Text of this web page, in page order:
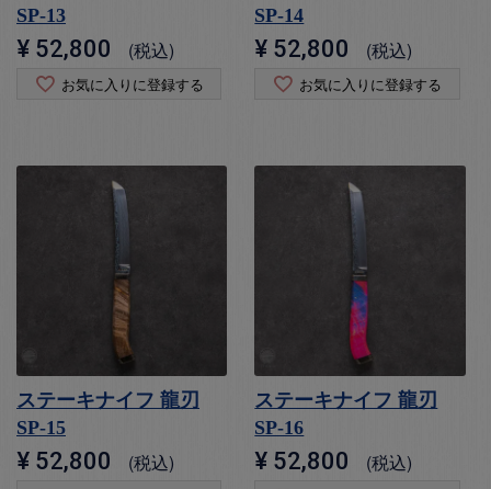
SP-13
¥ 52,800 税込
お気に入りに登録する
SP-14
¥ 52,800 税込
お気に入りに登録する
ステーキナイフ 龍刃
SP-15
¥ 52,800 税込
ステーキナイフ 龍刃
SP-16
¥ 52,800 税込